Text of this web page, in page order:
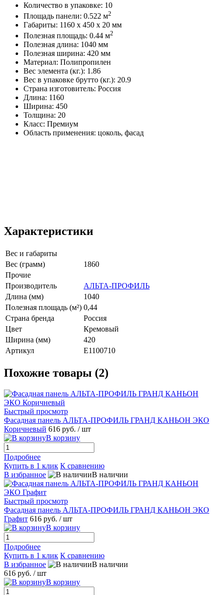
Количество в упаковке: 10
Площадь панели: 0.522 м2
Габариты: 1160 x 450 x 20 мм
Полезная площадь: 0.44 м2
Полезная длина: 1040 мм
Полезная ширина: 420 мм
Материал: Полипропилен
Вес элемента (кг.): 1.86
Вес в упаковке брутто (кг.): 20.9
Страна изготовитель: Россия
Длина: 1160
Ширина: 450
Толщина: 20
Класс: Премиум
Область применения: цоколь, фасад
Характеристики
Вес и габариты
Вес (грамм)
1860
Прочие
Производитель
АЛЬТА-ПРОФИЛЬ
Длина (мм)
1040
Полезная площадь (м²) 0,44
Страна бренда
Россия
Цвет
Кремовый
Ширина (мм)
420
Артикул
E1100710
Похожие товары (2)
Быстрый просмотр
Фасадная панель АЛЬТА-ПРОФИЛЬ ГРАНД КАНЬОН ЭКО
Коричневый 616 руб. / шт
В корзину
Подробнее
Купить в 1 клик К сравнению
В избранное
В наличии
Быстрый просмотр
Фасадная панель АЛЬТА-ПРОФИЛЬ ГРАНД КАНЬОН ЭКО
Графит 616 руб. / шт
В корзину
Подробнее
Купить в 1 клик К сравнению
В избранное
В наличии
616 руб. / шт
В корзину